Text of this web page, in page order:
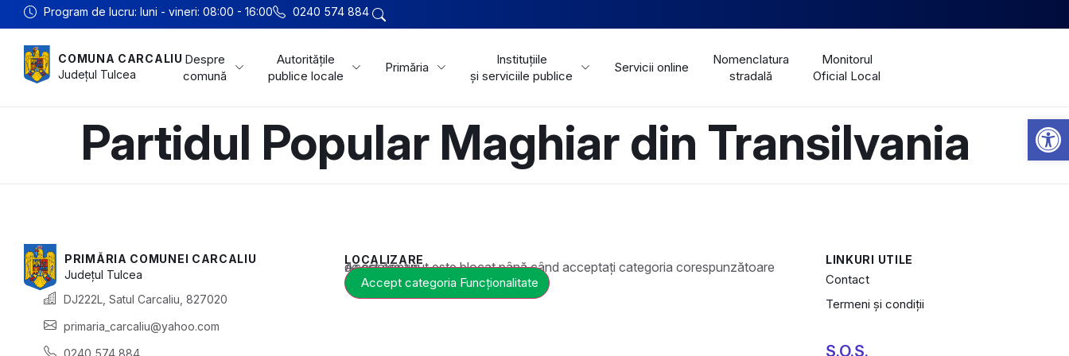
Program de lucru: luni - vineri: 08:00 - 16:00 0240 574 884
COMUNA CARCALIU
Județul Tulcea
Despre
comună
Autoritățile
publice locale
Primăria
Instituțiile
și serviciile publice
Servicii online
Nomenclatura
stradală
Monitorul
Oficial Local
Partidul Popular Maghiar din Transilvania
PRIMĂRIA COMUNEI CARCALIU
Județul Tulcea
DJ222L, Satul Carcaliu, 827020
primaria_carcaliu@yahoo.com
0240 574 884
LOCALIZARE
Acest conținut este blocat până când acceptați categoria corespunzătoare de cookie-uri.
Accept categoria Funcționalitate
LINKURI UTILE
Contact
Termeni și condiții
S.O.S.